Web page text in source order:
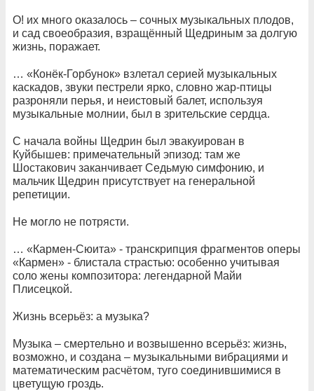
О! их много оказалось – сочных музыкальных плодов,
и сад своеобразия, взращённый Щедриным за долгую
жизнь, поражает.
… «Конёк-Горбунок» взлетал серией музыкальных
каскадов, звуки пестрели ярко, словно жар-птицы
разроняли перья, и неистовый балет, используя
музыкальные молнии, был в зрительские сердца.
С начала войны Щедрин был эвакуирован в
Куйбышев: примечательный эпизод: там же
Шостакович заканчивает Седьмую симфонию, и
мальчик Щедрин присутствует на генеральной
репетиции.
Не могло не потрясти.
… «Кармен-Сюита» - транскрипция фрагментов оперы
«Кармен» - блистала страстью: особенно учитывая
соло жены композитора: легендарной Майи
Плисецкой.
Жизнь всерьёз: а музыка?
Музыка – смертельно и возвышенно всерьёз: жизнь,
возможно, и создана – музыкальными вибрациями и
математическим расчётом, туго соединившимися в
цветущую гроздь.